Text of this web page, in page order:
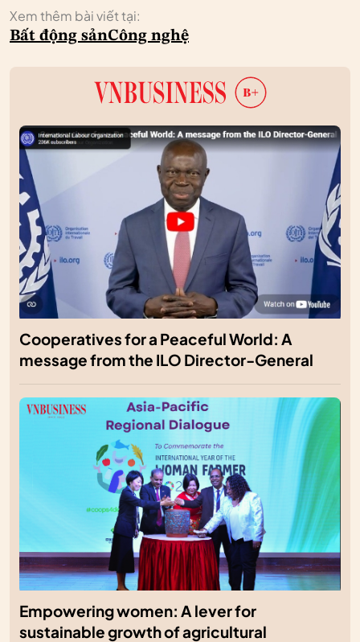
Xem thêm bài viết tại:
Bất động sảnCông nghệ
Cooperatives for a Peaceful World: A
message from the ILO Director-General
Empowering women: A lever for
sustainable growth of agricultural